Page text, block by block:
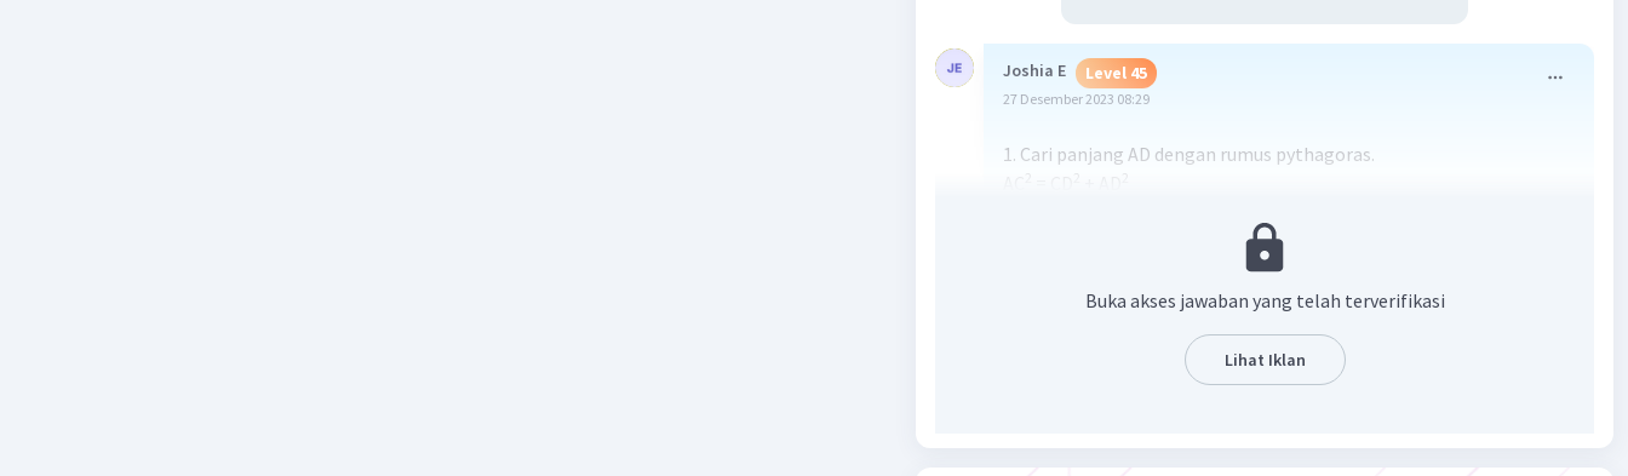
Joshia E Level 45
27 Desember 2023 08:29
1. Cari panjang AD dengan rumus pythagoras.
2. Pakai rumus kesebangunan segitiga.
Buka akses jawaban yang telah terverifikasi
Lihat Iklan